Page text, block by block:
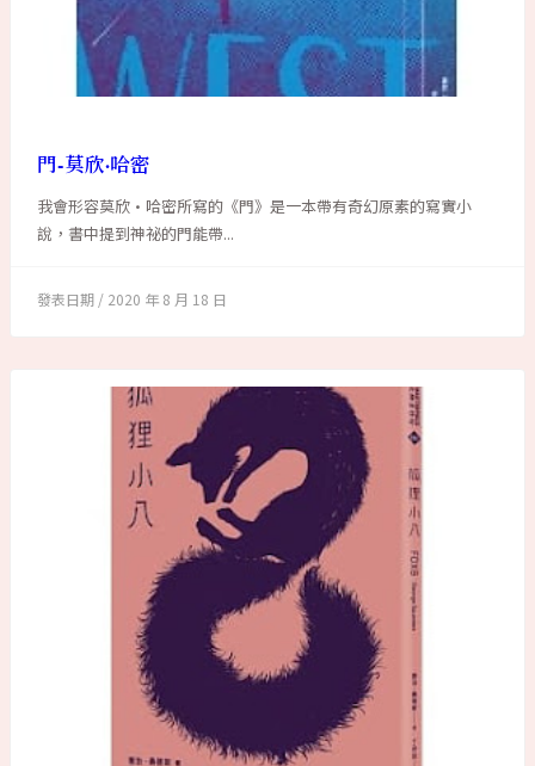
門-莫欣·哈密
我會形容莫欣·哈密所寫的《門》是一本帶有奇幻原素的寫實小
說，書中提到神祕的門能帶...
2020 年 8 月 18 日